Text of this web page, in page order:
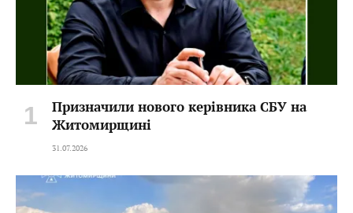
Призначили нового керівника СБУ на
Житомирщині
31.07.2026